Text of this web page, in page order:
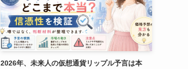
2026年、未来人の仮想通貨リップル予言は本